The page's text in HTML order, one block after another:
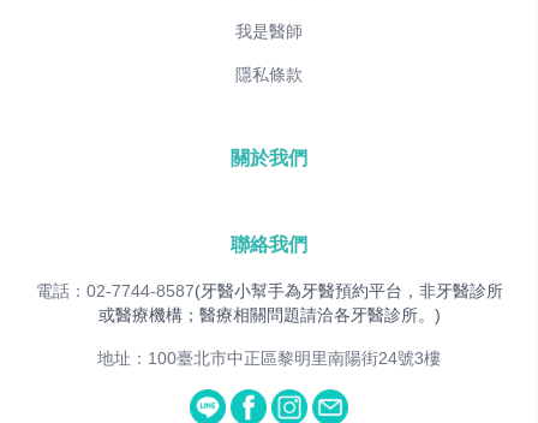
我是醫師
隱私條款
關於我們
聯絡我們
電話：02-7744-8587(牙醫小幫手為牙醫預約平台，非牙醫診所
或醫療機構；醫療相關問題請洽各牙醫診所。)
地址：100臺北市中正區黎明里南陽街24號3樓